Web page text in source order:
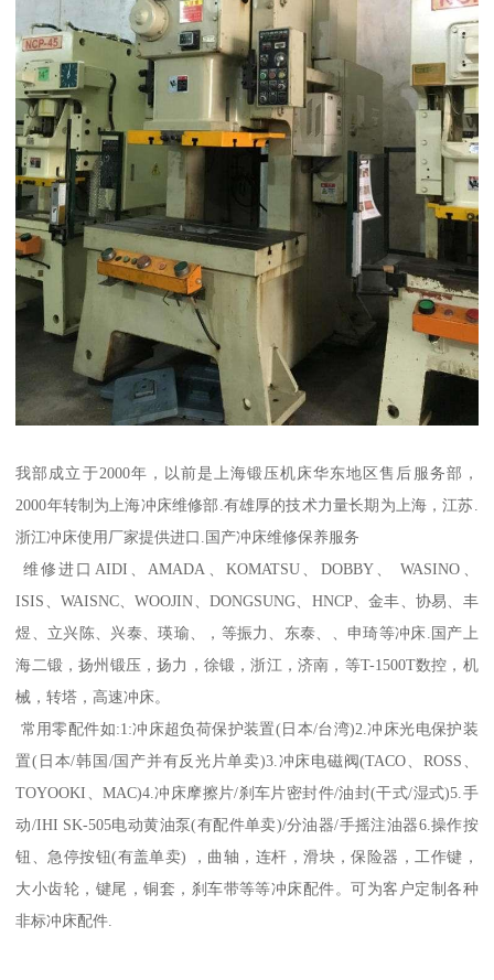
我部成立于2000年，以前是上海锻压机床华东地区售后服务部，
2000年转制为上海冲床维修部.有雄厚的技术力量长期为上海，江苏.
浙江冲床使用厂家提供进口.国产冲床维修保养服务
维修进口AIDI、AMADA、KOMATSU、DOBBY、 WASINO、
ISIS、WAISNC、WOOJIN、DONGSUNG、HNCP、金丰、协易、丰
煜、立兴陈、兴泰、瑛瑜、，等振力、东泰、、申琦等冲床.国产上
海二锻，扬州锻压，扬力，徐锻，浙江，济南，等T-1500T数控，机
械，转塔，高速冲床。
常用零配件如:1:冲床超负荷保护装置(日本/台湾)2.冲床光电保护装
置(日本/韩国/国产并有反光片单卖)3.冲床电磁阀(TACO、ROSS、
TOYOOKI、MAC)4.冲床摩擦片/刹车片密封件/油封(干式/湿式)5.手
动/IHI SK-505电动黄油泵(有配件单卖)/分油器/手摇注油器6.操作按
钮、急停按钮(有盖单卖) ，曲轴，连杆，滑块，保险器，工作键，
大小齿轮，键尾，铜套，刹车带等等冲床配件。可为客户定制各种
非标冲床配件.